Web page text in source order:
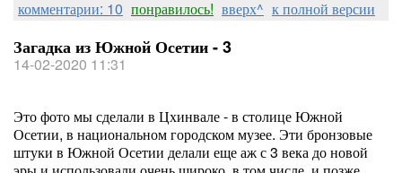
комментарии: 10 понравилось! вверх^ к полной версии
Загадка из Южной Осетии - 3
14-02-2020 11:31
Это фото мы сделали в Цхинвале - в столице Южной
Осетии, в национальном городском музее. Эти бронзовые
штуки в Южной Осетии делали еще аж с 3 века до новой